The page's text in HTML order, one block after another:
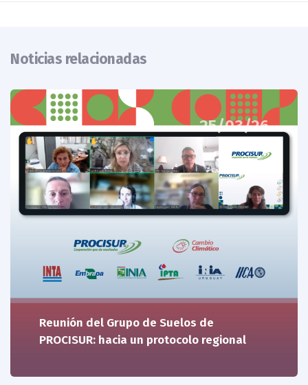
Noticias relacionadas
25/03/26
Reunión del Grupo de Suelos de
PROCISUR: hacia un protocolo regional